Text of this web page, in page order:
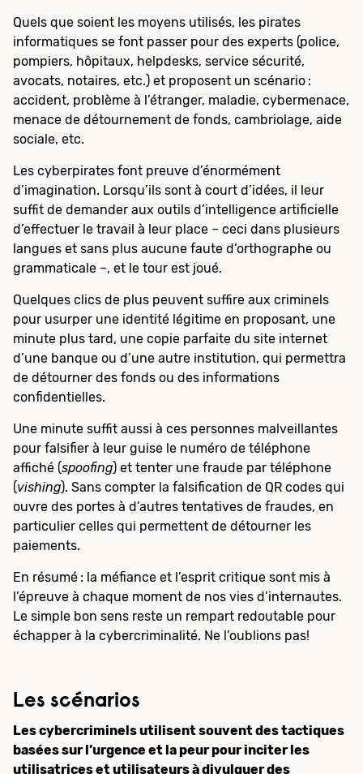
Quels que soient les moyens utilisés, les pirates
informatiques se font passer pour des experts (police,
pompiers, hôpitaux, helpdesks, service sécurité,
avocats, notaires, etc.) et proposent un scénario :
accident, problème à l’étranger, maladie, cybermenace,
menace de détournement de fonds, cambriolage, aide
sociale, etc.
Les cyberpirates font preuve d’énormément
d’imagination. Lorsqu’ils sont à court d’idées, il leur
suffit de demander aux outils d’intelligence artificielle
d’effectuer le travail à leur place – ceci dans plusieurs
langues et sans plus aucune faute d’orthographe ou
grammaticale –, et le tour est joué.
Quelques clics de plus peuvent suffire aux criminels
pour usurper une identité légitime en proposant, une
minute plus tard, une copie parfaite du site internet
d’une banque ou d’une autre institution, qui permettra
de détourner des fonds ou des informations
confidentielles.
Une minute suffit aussi à ces personnes malveillantes
pour falsifier à leur guise le numéro de téléphone
affiché (spoofing) et tenter une fraude par téléphone
(vishing). Sans compter la falsification de QR codes qui
ouvre des portes à d’autres tentatives de fraudes, en
particulier celles qui permettent de détourner les
paiements.
En résumé : la méfiance et l’esprit critique sont mis à
l’épreuve à chaque moment de nos vies d’internautes.
Le simple bon sens reste un rempart redoutable pour
échapper à la cybercriminalité. Ne l’oublions pas!
Les scénarios
Les cybercriminels utilisent souvent des tactiques
basées sur l’urgence et la peur pour inciter les
utilisatrices et utilisateurs à divulguer des